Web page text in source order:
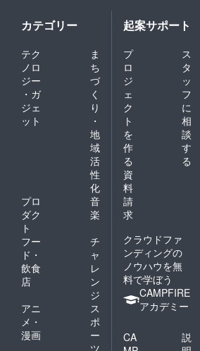
カテゴリー
テク
ノロ
ジー
・ガ
ジェ
ット
ま
ち
づ
く
り
・
地
域
活
性
化
プロ
ダク
ト
音
楽
フー
ド・
飲食
店
チ
ャ
レ
ン
ジ
アニ
メ・
漫画
ス
ポ
ー
ツ
起案サポート
プ
ロ
ジ
ェ
ク
ト
を
作
る
ス
タ
ッ
フ
に
相
談
す
る
資
料
請
求
クラウドファ
ンディングの
ノウハウを無
料で学ぼう
CAMPFIRE
アカデミー
CA
説